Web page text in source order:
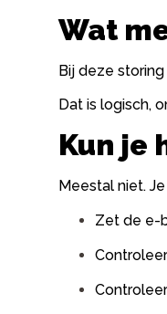
Wat
Bij deze
Dat is logisch,
Kun je
Meestal niet.
Zet de e-